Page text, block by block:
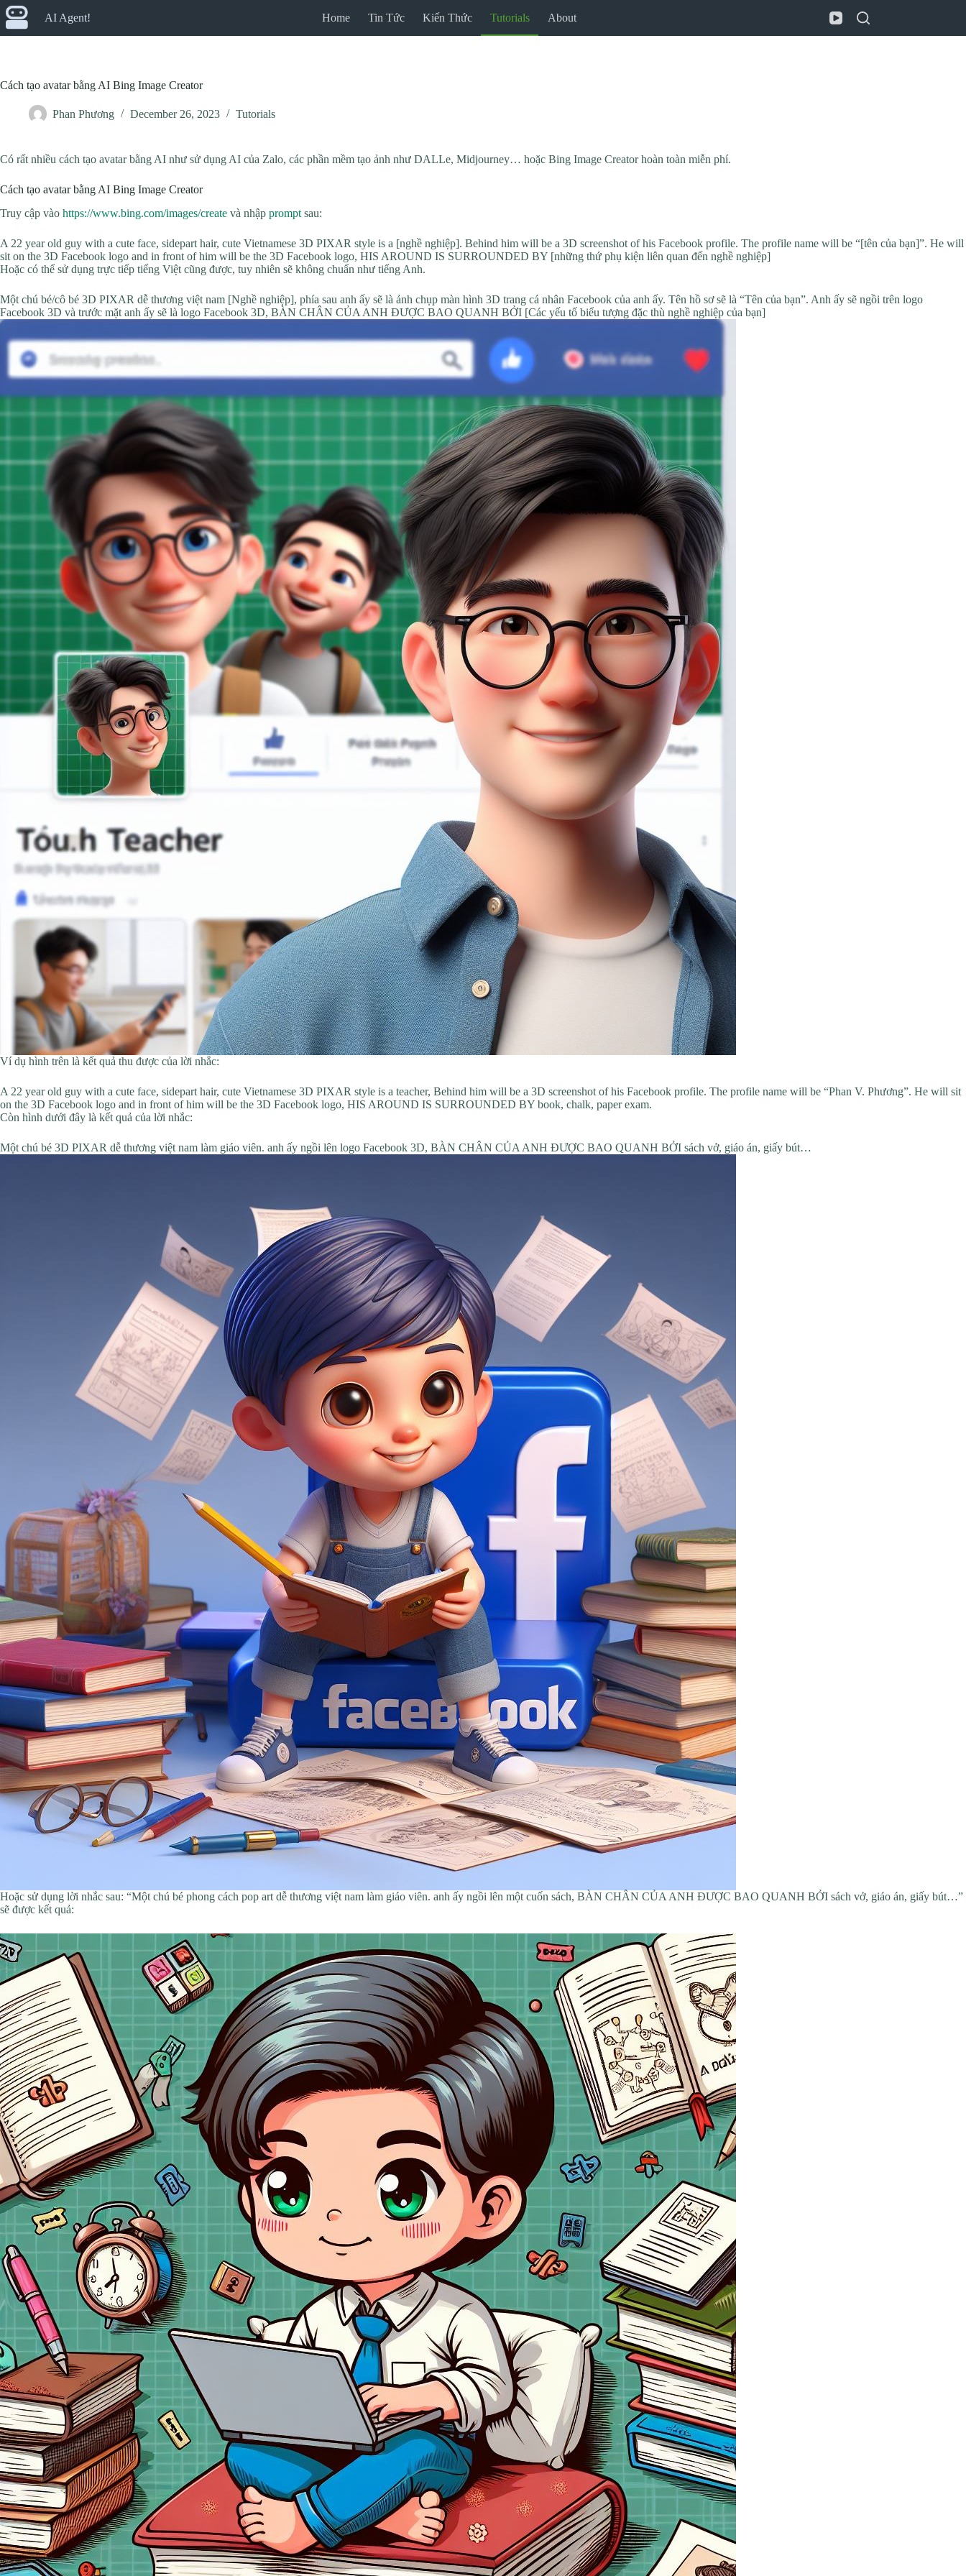
Skip
to
content
AI Agent! Home Tin Tức Kiến Thức Tutorials About
Cách tạo avatar bằng AI Bing Image Creator
Phan Phương December 26, 2023 Tutorials
Có rất nhiều cách tạo avatar bằng AI như sử dụng AI của Zalo, các phần mềm tạo ảnh như DALLe, Midjourney… hoặc Bing Image Creator hoàn toàn miễn phí.
Cách tạo avatar bằng AI Bing Image Creator
Truy cập vào https://www.bing.com/images/create và nhập prompt sau:
A 22 year old guy with a cute face, sidepart hair, cute Vietnamese 3D PIXAR style is a [nghề nghiệp]. Behind him will be a 3D screenshot of his Facebook profile. The profile name will be “[tên của bạn]”. He will
sit on the 3D Facebook logo and in front of him will be the 3D Facebook logo, HIS AROUND IS SURROUNDED BY [những thứ phụ kiện liên quan đến nghề nghiệp]
Hoặc có thể sử dụng trực tiếp tiếng Việt cũng được, tuy nhiên sẽ không chuẩn như tiếng Anh.
Một chú bé/cô bé 3D PIXAR dễ thương việt nam [Nghề nghiệp], phía sau anh ấy sẽ là ảnh chụp màn hình 3D trang cá nhân Facebook của anh ấy. Tên hồ sơ sẽ là “Tên của bạn”. Anh ấy sẽ ngồi trên logo
Facebook 3D và trước mặt anh ấy sẽ là logo Facebook 3D, BÀN CHÂN CỦA ANH ĐƯỢC BAO QUANH BỞI [Các yếu tố biểu tượng đặc thù nghề nghiệp của bạn]
Ví dụ hình trên là kết quả thu được của lời nhắc:
A 22 year old guy with a cute face, sidepart hair, cute Vietnamese 3D PIXAR style is a teacher, Behind him will be a 3D screenshot of his Facebook profile. The profile name will be “Phan V. Phương”. He will sit
on the 3D Facebook logo and in front of him will be the 3D Facebook logo, HIS AROUND IS SURROUNDED BY book, chalk, paper exam.
Còn hình dưới đây là kết quả của lời nhắc:
Một chú bé 3D PIXAR dễ thương việt nam làm giáo viên. anh ấy ngồi lên logo Facebook 3D, BÀN CHÂN CỦA ANH ĐƯỢC BAO QUANH BỞI sách vở, giáo án, giấy bút…
Hoặc sử dụng lời nhắc sau: “Một chú bé phong cách pop art dễ thương việt nam làm giáo viên. anh ấy ngồi lên một cuốn sách, BÀN CHÂN CỦA ANH ĐƯỢC BAO QUANH BỞI sách vở, giáo án, giấy bút…”
sẽ được kết quả: